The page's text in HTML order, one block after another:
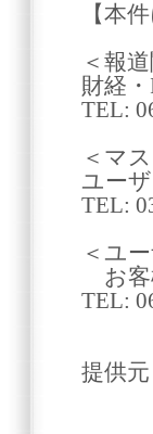
【本
＜報
財経
TEL:
＜マ
ユー
TEL:
＜ユ
お客
TEL:
提供元